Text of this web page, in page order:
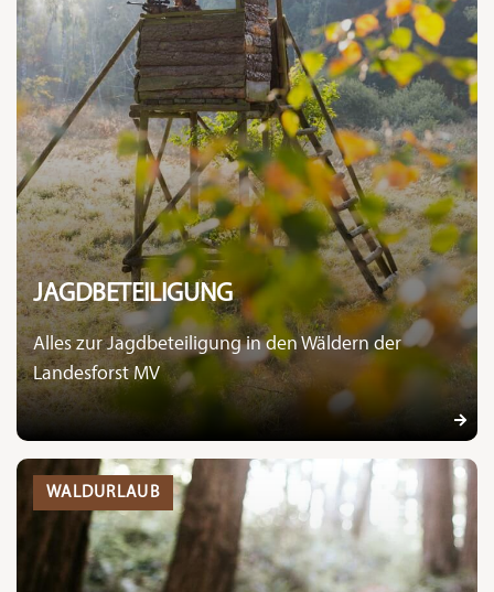
JAGDBETEILIGUNG
Alles zur Jagdbeteiligung in den Wäldern der
Landesforst MV
WALDURLAUB